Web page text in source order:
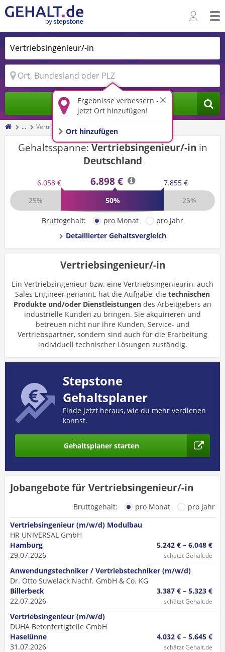
Ergebnisse verbessern -
jetzt Ort hinzufügen!
Ort hinzufügen
Jobs finden
... Vertriebsingenieur/-in
Gehaltsspanne:Vertriebsingenieur/-in in
Deutschland
6.058 € 6.898 €
7.855 €
25%
50% 25%
Bruttogehalt: pro Monat
pro Jahr
Detaillierter Gehaltsvergleich
Vertriebsingenieur/-in
Ein Vertriebsingenieur bzw. eine Vertriebsingenieurin, auch
Sales Engineer genannt, hat die Aufgabe, die technischen
Produkte und/oder Dienstleistungen des Arbeitgebers an
industrielle Kunden zu bringen. Sie akquirieren und
betreuen nicht nur ihre Kunden, Service- und
Vertriebspartner, sondern sind auch für die Erarbeitung
individuell technischer Lösungen zuständig.
Stepstone
Gehaltsplaner
Finde jetzt heraus, wie du mehr verdienen
kannst.
Gehaltsplaner starten
Jobangebote für Vertriebsingenieur/-in
Bruttogehalt: pro Monat
pro Jahr
Vertriebsingenieur (m/w/d) Modulbau
HR UNIVERSAL GmbH
Hamburg
29.07.2026
5.242 € – 6.048 €
schätzt Gehalt.de
Anwendungstechniker / Vertriebstechniker (m/w/d)
Dr. Otto Suwelack Nachf. GmbH & Co. KG
Billerbeck
22.07.2026
3.387 € – 5.323 €
schätzt Gehalt.de
Vertriebsingenieur (m/w/d)
DUHA Betonfertigteile GmbH
Haselünne
31.07.2026
4.032 € – 5.645 €
schätzt Gehalt.de